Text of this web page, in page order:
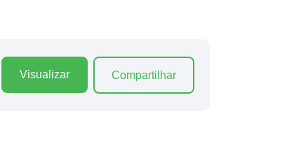
Visualizar Compartilhar